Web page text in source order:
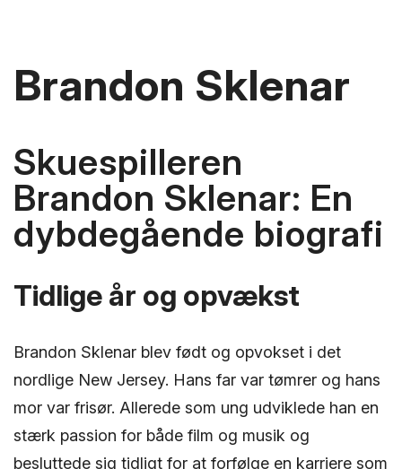
Brandon Sklenar
Skuespilleren
Brandon Sklenar: En
dybdegående biografi
Tidlige år og opvækst
Brandon Sklenar blev født og opvokset i det
nordlige New Jersey. Hans far var tømrer og hans
mor var frisør. Allerede som ung udviklede han en
stærk passion for både film og musik og
besluttede sig tidligt for at forfølge en karriere som